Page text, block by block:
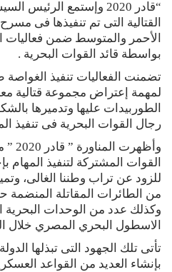
“قادر 2020 وإستمع
القتالية التى تم تنفيذها فى
بواسطة قائد القوات البحرية .
لمهمة إعتراض مجموعة قتالية
الطوربيدات عليها وتدميرها
رجال القوات البحرية فى تنفيذ
القوات المشتركة لتنفيذ المهام
للزود عن تراب وطننا الغالى،
من الطائرات المقاتلة المنضمة
وكذلك عدد من الوحدات البحرية
الاسطول البحري المصري خلال
تأتى تلك الجهود التى تبذلها
بإنشاء العديد من القواعد